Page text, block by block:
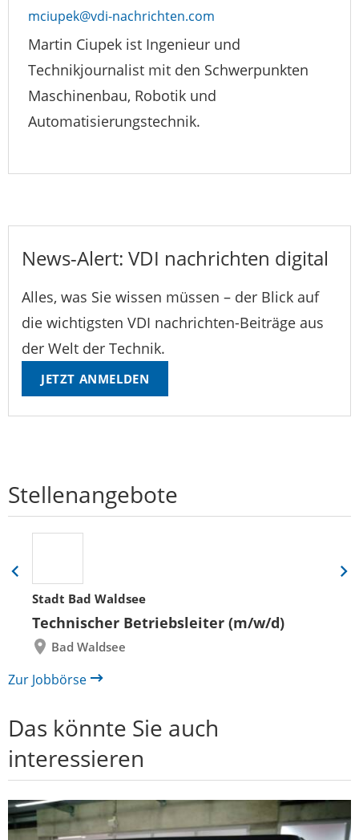
mciupek@vdi-nachrichten.com
Martin Ciupek ist Ingenieur und
Technikjournalist mit den Schwerpunkten
Maschinenbau, Robotik und
Automatisierungstechnik.
News-Alert: VDI nachrichten digital
Alles, was Sie wissen müssen – der Blick auf
die wichtigsten VDI nachrichten-Beiträge aus
der Welt der Technik.
JETZT ANMELDEN
Stellenangebote
Stadt Bad Waldsee
Technischer Betriebsleiter (m/w/d)
Bad Waldsee
Folie
zurück
Eine
Zur Jobbörse
Das könnte Sie auch
interessieren